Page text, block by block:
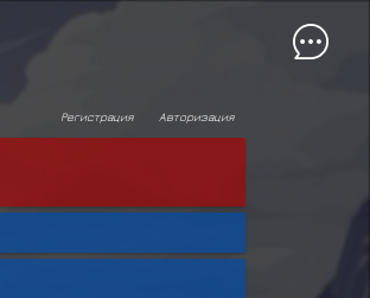
Авторизация
Регистрация